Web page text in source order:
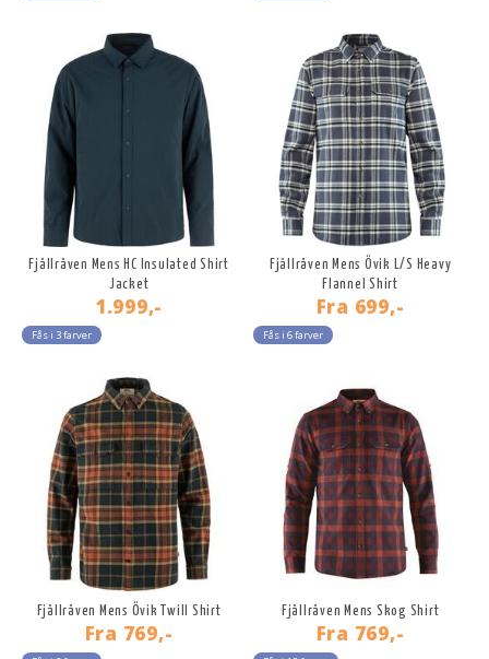
Fjällräven Mens HC Insulated Shirt
Jacket
1.999,-
Fås i 3 farver
Fjällräven Mens Övik L/S Heavy
Flannel Shirt
Fra 699,-
Fås i 6 farver
Fjällräven Mens Övik Twill Shirt
Fra 769,-
Fjällräven Mens Skog Shirt
Fra 769,-